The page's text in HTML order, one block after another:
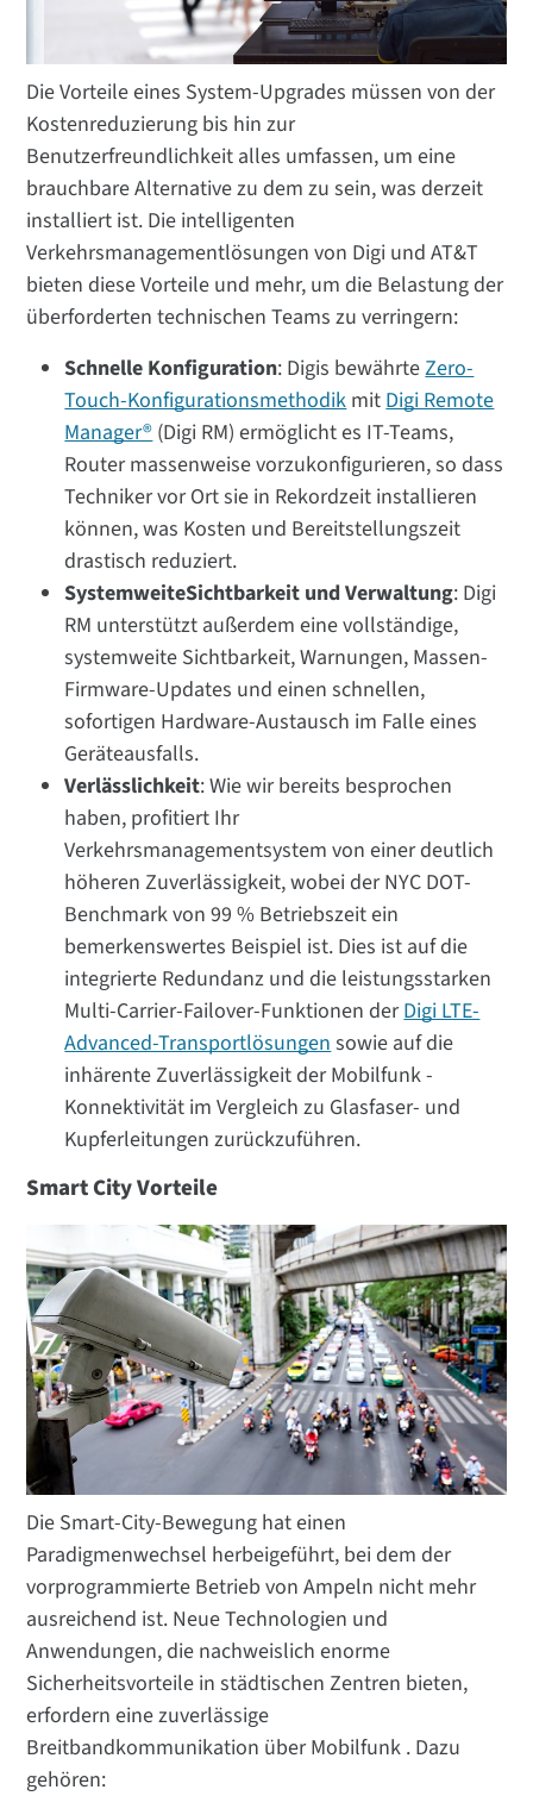
Die Vorteile eines System-Upgrades müssen von der
Kostenreduzierung bis hin zur
Benutzerfreundlichkeit alles umfassen, um eine
brauchbare Alternative zu dem zu sein, was derzeit
installiert ist. Die intelligenten
Verkehrsmanagementlösungen von Digi und AT&T
bieten diese Vorteile und mehr, um die Belastung der
überforderten technischen Teams zu verringern:
Schnelle Konfiguration: Digis bewährteZero-
Touch-KonfigurationsmethodikmitDigi Remote
Manager®(Digi RM) ermöglicht es IT-Teams,
Router massenweise vorzukonfigurieren, so dass
Techniker vor Ort sie in Rekordzeit installieren
können, was Kosten und Bereitstellungszeit
drastisch reduziert.
SystemweiteSichtbarkeit und Verwaltung: Digi
RM unterstützt außerdem eine vollständige,
systemweite Sichtbarkeit, Warnungen, Massen-
Firmware-Updates und einen schnellen,
sofortigen Hardware-Austausch im Falle eines
Geräteausfalls.
Verlässlichkeit: Wie wir bereits besprochen
haben, profitiert Ihr
Verkehrsmanagementsystem von einer deutlich
höheren Zuverlässigkeit, wobei der NYC DOT-
Benchmark von 99 % Betriebszeit ein
bemerkenswertes Beispiel ist. Dies ist auf die
integrierte Redundanz und die leistungsstarken
Multi-Carrier-Failover-Funktionen derDigi LTE-
Advanced-Transportlösungensowie auf die
inhärente Zuverlässigkeit der Mobilfunk -
Konnektivität im Vergleich zu Glasfaser- und
Kupferleitungen zurückzuführen.
Smart City Vorteile
Die Smart-City-Bewegung hat einen
Paradigmenwechsel herbeigeführt, bei dem der
vorprogrammierte Betrieb von Ampeln nicht mehr
ausreichend ist. Neue Technologien und
Anwendungen, die nachweislich enorme
Sicherheitsvorteile in städtischen Zentren bieten,
erfordern eine zuverlässige
Breitbandkommunikation über Mobilfunk . Dazu
gehören: